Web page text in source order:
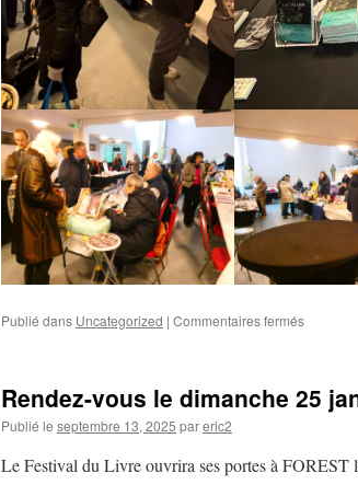
Publié dans Uncategorized | Commentaires ferméssur
et
!
Rendez-
Rendez-vous le dimanche 25
Publié le septembre 13, 2025 pareric2
Le Festival du Livre ouvrira ses portes à FOREST